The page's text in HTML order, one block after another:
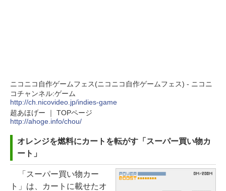
ニコニコ自作ゲームフェス(ニコニコ自作ゲームフェス) - ニコニ
コチャンネル:ゲーム
http://ch.nicovideo.jp/indies-game
超あほげー ｜ TOPページ
http://ahoge.info/chou/
オレンジを燃料にカートを転がす「スーパー買い物カ
ート」
「スーパー買い物カー
ト」は、カートに載せたオ